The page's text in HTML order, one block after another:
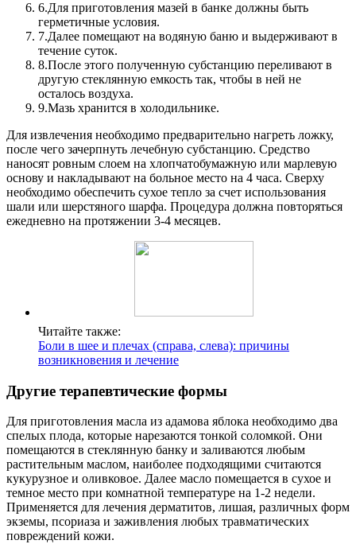
6.Для приготовления мазей в банке должны быть
герметичные условия.
7.Далее помещают на водяную баню и выдерживают в
течение суток.
8.После этого полученную субстанцию переливают в
другую стеклянную емкость так, чтобы в ней не
осталось воздуха.
9.Мазь хранится в холодильнике.
Для извлечения необходимо предварительно нагреть ложку,
после чего зачерпнуть лечебную субстанцию. Средство
наносят ровным слоем на хлопчатобумажную или марлевую
основу и накладывают на больное место на 4 часа. Сверху
необходимо обеспечить сухое тепло за счет использования
шали или шерстяного шарфа. Процедура должна повторяться
ежедневно на протяжении 3-4 месяцев.
Читайте также:
Боли в шее и плечах (справа, слева): причины
возникновения и лечение
Другие терапевтические формы
Для приготовления масла из адамова яблока необходимо два
спелых плода, которые нарезаются тонкой соломкой. Они
помещаются в стеклянную банку и заливаются любым
растительным маслом, наиболее подходящими считаются
кукурузное и оливковое. Далее масло помещается в сухое и
темное место при комнатной температуре на 1-2 недели.
Применяется для лечения дерматитов, лишая, различных форм
экземы, псориаза и заживления любых травматических
повреждений кожи.